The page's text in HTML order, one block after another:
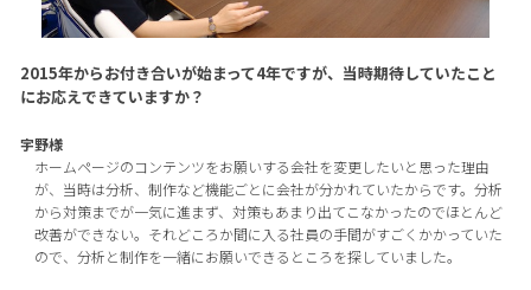
2015年からお付き合いが始まって4年ですが、当時期待していたこと
にお応えできていますか？
宇野様
ホームページのコンテンツをお願いする会社を変更したいと思った理由
が、当時は分析、制作など機能ごとに会社が分かれていたからです。分析
から対策までが一気に進まず、対策もあまり出てこなかったのでほとんど
改善ができない。それどころか間に入る社員の手間がすごくかかっていた
ので、分析と制作を一緒にお願いできるところを探していました。